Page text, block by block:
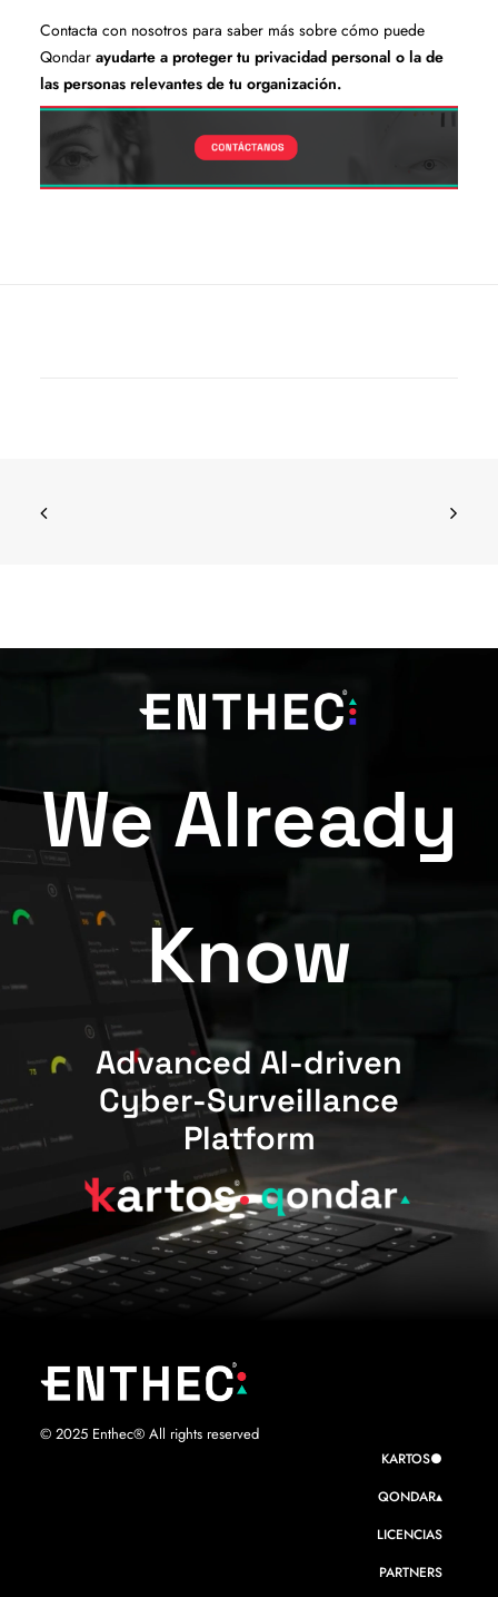
Contacta con nosotros para saber más sobre cómo puede
Qondar ayudarte a proteger tu privacidad personal o la de
las personas relevantes de tu organización.
We Already
Know
Advanced AI-driven
Cyber-Surveillance
Platform
© 2025 Enthec® All rights reserved
KARTOS●
QONDAR▴
LICENCIAS
PARTNERS